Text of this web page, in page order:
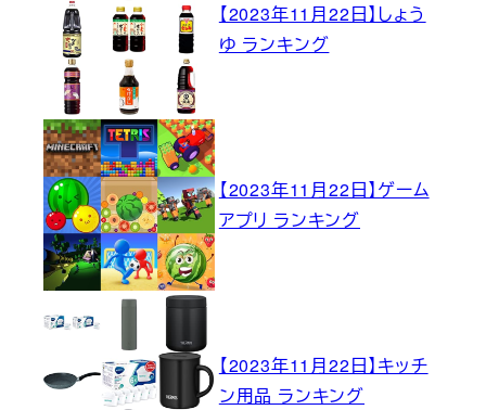
【2023年11月22日】しょう
ゆ ランキング
【2023年11月22日】ゲーム
アプリ ランキング
【2023年11月22日】キッチ
ン用品 ランキング